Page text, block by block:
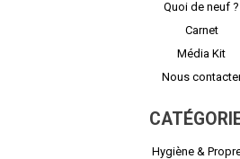
Quoi de neuf ?
Carnet
Média Kit
Nous
Hygiène &